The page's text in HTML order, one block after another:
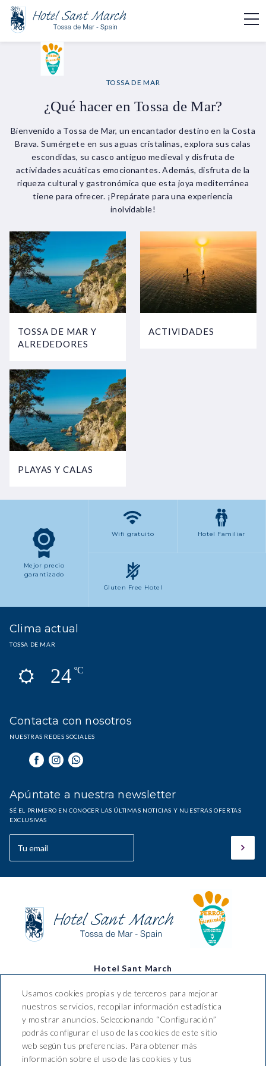
TOSSA DE MAR
¿Qué hacer en Tossa de Mar?
Bienvenido a Tossa de Mar, un encantador destino en la Costa
Brava. Sumérgete en sus aguas cristalinas, explora sus calas
escondidas, su casco antiguo medieval y disfruta de
actividades acuáticas emocionantes. Además, disfruta de la
riqueza cultural y gastronómica que esta joya mediterránea
tiene para ofrecer. ¡Prepárate para una experiencia
inolvidable!
TOSSA DE MAR Y
ALREDEDORES
ACTIVIDADES
PLAYAS Y CALAS
Mejor precio
garantizado
Wifi gratuito Hotel Familiar
Gluten Free Hotel
Clima actual
TOSSA DE MAR
24ºC
Contacta con nosotros
NUESTRAS REDES SOCIALES
Apúntate a nuestra newsletter
SÉ EL PRIMERO EN CONOCER LAS ÚLTIMAS NOTICIAS Y NUESTRAS OFERTAS
EXCLUSIVAS
Hotel Sant March
Av. Pelegrí, nº 2 Tossa de Mar,
CP 17320, Girona (España)
T. +34 972 34 00 78 / 680 224
037
Usamos cookies propias y de terceros para mejorar
nuestros servicios, recopilar información estadística
y mostrar anuncios. Seleccionando “Configuración”
podrás configurar el uso de las cookies de este sitio
web según tus preferencias. Para obtener más
información sobre el uso de las cookies y tus